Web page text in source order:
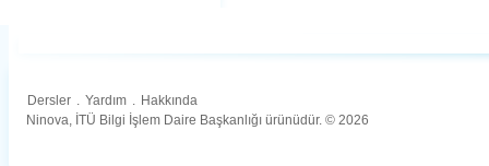
Dersler . Yardım . Hakkında
Ninova, İTÜ Bilgi İşlem Daire Başkanlığı ürünüdür. © 2026